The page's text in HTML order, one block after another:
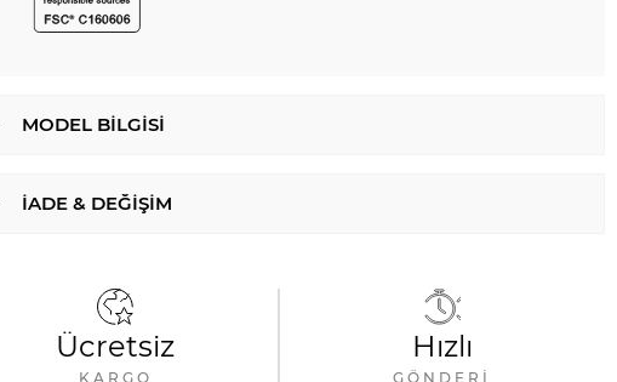
MODEL BILGISI
İADE & DEĞIŞIM
Ücretsiz
KARGO
Hızlı
GÖNDERI